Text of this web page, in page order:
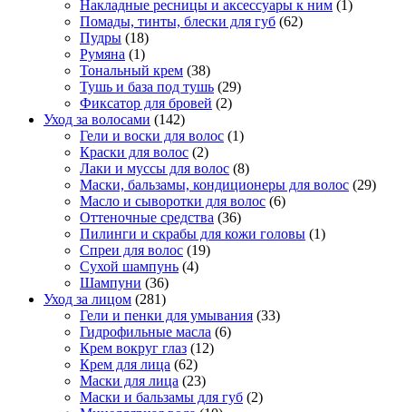
Накладные ресницы и аксессуары к ним (1)
Помады, тинты, блески для губ (62)
Пудры (18)
Румяна (1)
Тональный крем (38)
Тушь и база под тушь (29)
Фиксатор для бровей (2)
Уход за волосами (142)
Гели и воски для волос (1)
Краски для волос (2)
Лаки и муссы для волос (8)
Маски, бальзамы, кондиционеры для волос (29)
Масло и сыворотки для волос (6)
Оттеночные средства (36)
Пилинги и скрабы для кожи головы (1)
Спреи для волос (19)
Сухой шампунь (4)
Шампуни (36)
Уход за лицом (281)
Гели и пенки для умывания (33)
Гидрофильные масла (6)
Крем вокруг глаз (12)
Крем для лица (62)
Маски для лица (23)
Маски и бальзамы для губ (2)